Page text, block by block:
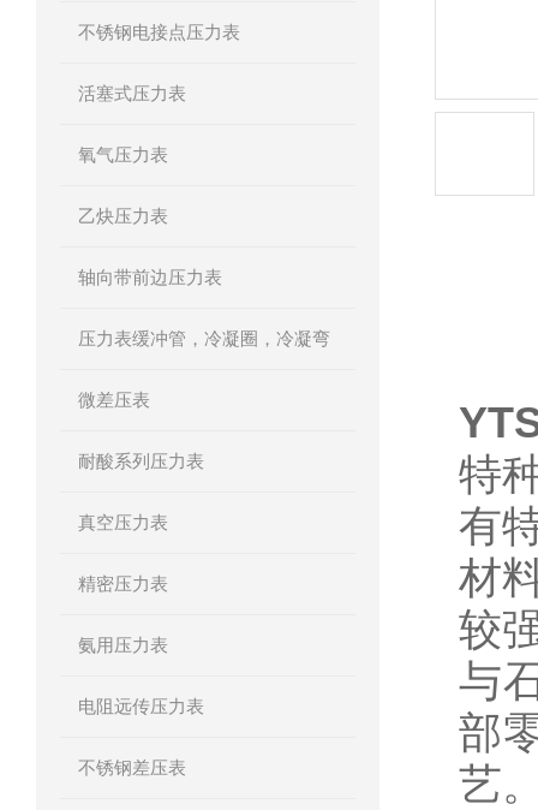
不锈钢电接点压力表
活塞式压力表
氧气压力表
乙炔压力表
轴向带前边压力表
压力表缓冲管，冷凝圈，冷凝弯
微差压表
耐酸系列压力表
真空压力表
精密压力表
氨用压力表
电阻远传压力表
不锈钢差压表
特
有
材
较
与
部
艺